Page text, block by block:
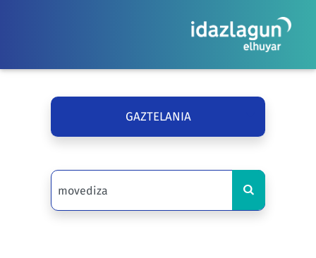
GAZTELANIA